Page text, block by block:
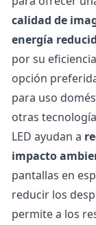
calidad de
energía
por su
opción
para uso
otras
LED ayudan a
impacto
pantallas en
reducir los
permite a los